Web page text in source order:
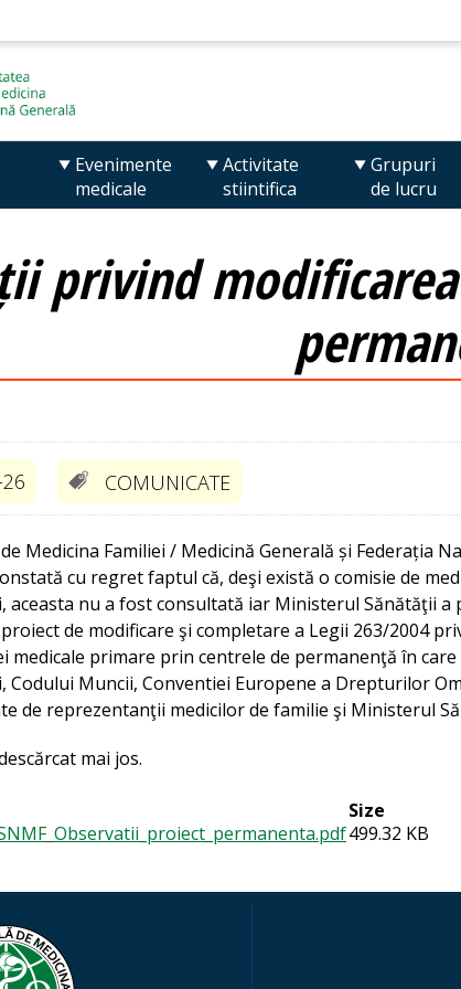
Evenimente
medicale
Activitate
stiintifica
Grupuri
de lucru
privind
COMUNICATE
Medicina Familiei / Medicină Generală și Federația
cu regret faptul că, deşi există o comisie de
aceasta nu a fost consultată iar Ministerul Sănătăţii a
proiect de modificare şi completare a Legii 263/2004
medicale primare prin centrele de permanenţă în
Codului Muncii, Conventiei Europene a Drepturilor
de reprezentanţii medicilor de familie şi Ministerul
mai jos.
Size
499.32 KB